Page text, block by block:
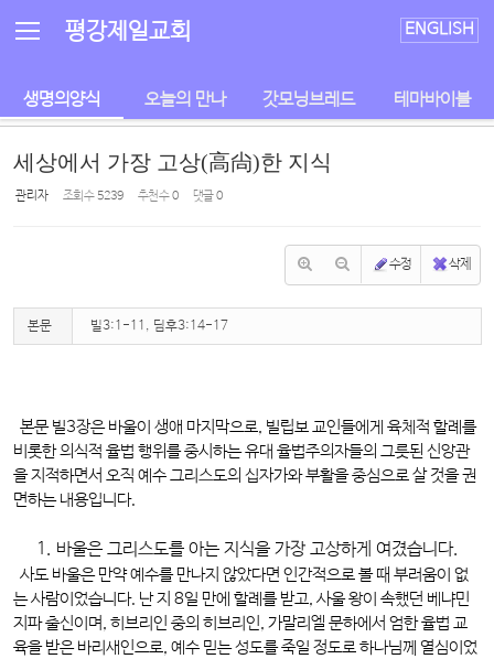
평강제일교회 ENGLISH
생명의양식 오늘의 만나 갓모닝브레드 테마바이블
세상에서 가장 고상(高尙)한 지식
관리자 조회 수 5239 추천 수0 댓글0
수정 삭제
본문 빌3:1-11, 딤후3:14-17
본문 빌3장은 바울이 생애 마지막으로, 빌립보 교인들에게 육체적 할례를
비롯한 의식적 율법 행위를 중시하는 유대 율법주의자들의 그릇된 신앙관
을 지적하면서 오직 예수 그리스도의 십자가와 부활을 중심으로 살 것을 권
면하는 내용입니다.
1. 바울은 그리스도를 아는 지식을 가장 고상하게 여겼습니다.
사도 바울은 만약 예수를 만나지 않았다면 인간적으로 볼 때 부러움이 없
는 사람이었습니다. 난 지 8일 만에 할례를 받고, 사울 왕이 속했던 베냐민
지파 출신이며, 히브리인 중의 히브리인, 가말리엘 문하에서 엄한 율법 교
육을 받은 바리새인으로, 예수 믿는 성도를 죽일 정도로 하나님께 열심이었